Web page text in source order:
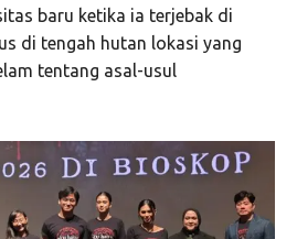
baru ketika ia terjebak di
di tengah hutan lokasi yang
tentang asal-usul